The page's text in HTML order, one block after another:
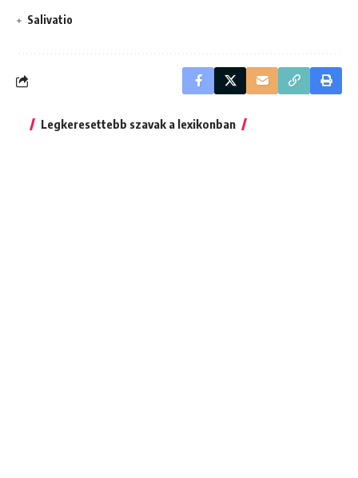
Salivatio
Legkeresettebb szavak a lexikonban